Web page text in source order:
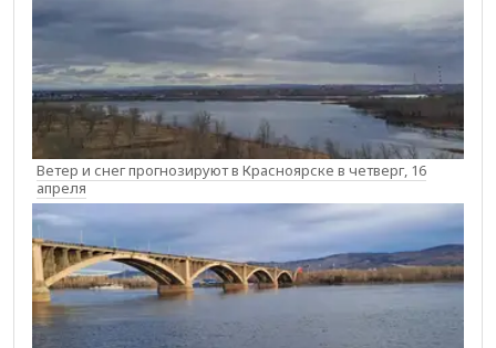
Ветер и снег прогнозируют в Красноярске в четверг, 16
апреля